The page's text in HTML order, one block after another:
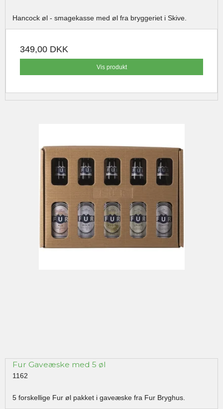
Hancock øl - smagekasse med øl fra bryggeriet i Skive.
349,00 DKK
Vis produkt
Fur Gaveæske med 5 øl
1162
5 forskellige Fur øl pakket i gaveæske fra Fur Bryghus.